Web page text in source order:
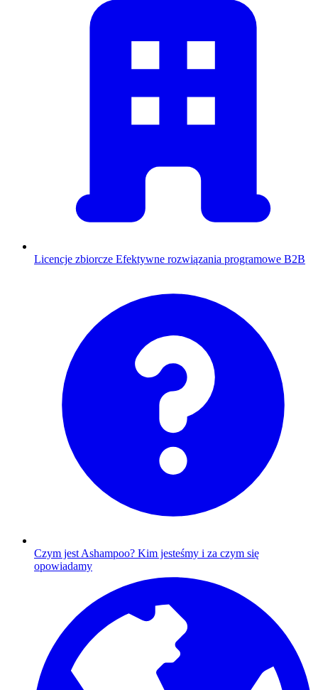
Licencje zbiorcze Efektywne rozwiązania programowe B2B
Czym jest Ashampoo? Kim jesteśmy i za czym się
opowiadamy